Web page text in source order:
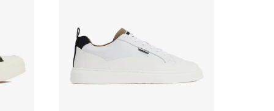
de nuestro sitio y
navegan por el sitio. Toda la